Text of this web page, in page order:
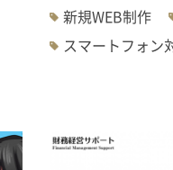
新規WEB制作
スマートフォン